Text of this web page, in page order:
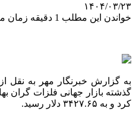
۱۴۰۴/۰۳/۲۳
خواندن این مطلب 1 دقیقه زمان میبرد
به گزارش خبرنگار مهر به نقل از
کرد و به ۳۴۲۷.۶۵ دلار رسید.